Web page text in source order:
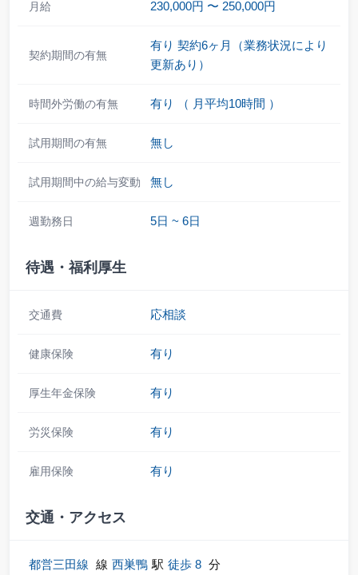
月給 230,000円 〜 250,000円
契約期間の有無
有り 契約6ヶ月（業務状況により
更新あり）
時間外労働の有無 有り （ 月平均10時間 ）
試用期間の有無 無し
試用期間中の給与変動 無し
週勤務日 5日 ~ 6日
待遇・福利厚生
交通費 応相談
健康保険 有り
厚生年金保険 有り
労災保険 有り
雇用保険 有り
交通・アクセス
都営三田線 線 西巣鴨 駅 徒歩 8 分